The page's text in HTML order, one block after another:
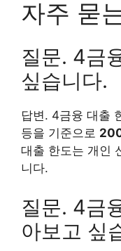
자주 묻
질문. 4금
싶습니다.
답변. 4금융 대출
등을 기준으로
대출 한도는 개인
니다.
질문. 4금
아보고 싶